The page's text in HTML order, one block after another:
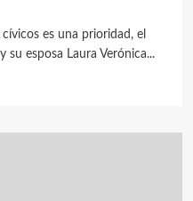
es una prioridad, el
su esposa Laura Verónica...